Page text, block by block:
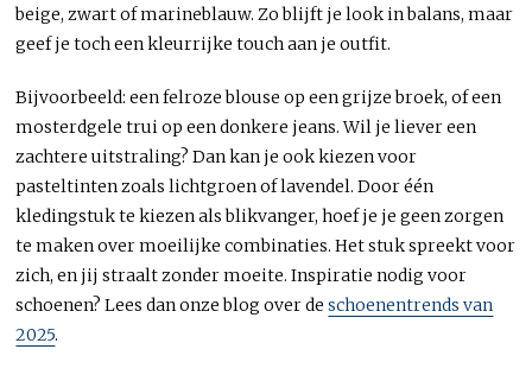
beige, zwart of marineblauw. Zo blijft je look in balans, maar
geef je toch een kleurrijke touch aan je outfit.
Bijvoorbeeld: een felroze blouse op een grijze broek, of een
mosterdgele trui op een donkere jeans. Wil je liever een
zachtere uitstraling? Dan kan je ook kiezen voor
pasteltinten zoals lichtgroen of lavendel. Door één
kledingstuk te kiezen als blikvanger, hoef je je geen zorgen
te maken over moeilijke combinaties. Het stuk spreekt voor
zich, en jij straalt zonder moeite. Inspiratie nodig voor
schoenen? Lees dan onze blog over deschoenentrends van
2025.